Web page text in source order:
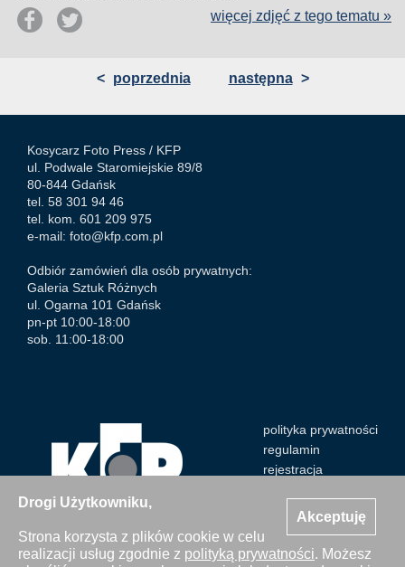
Akceptuję
Drogi Użytkowniku,
Strona korzysta z plików cookie w celu
realizacji usług zgodnie z polityką prywatności. Możesz
więcej zdjęć z tego tematu »
< poprzednia następna >
Kosycarz Foto Press / KFP
ul. Podwale Staromiejskie 89/8
80-844 Gdańsk
tel. 58 301 94 46
tel. kom. 601 209 975
e-mail: foto@kfp.com.pl
Odbiór zamówień dla osób prywatnych:
Galeria Sztuk Różnych
ul. Ogarna 101 Gdańsk
pn-pt 10:00-18:00
sob. 11:00-18:00
polityka prywatności
regulamin
rejestracja
Wszystkie zdjęcia Agencji Kosycarz Foto Press/KFP są